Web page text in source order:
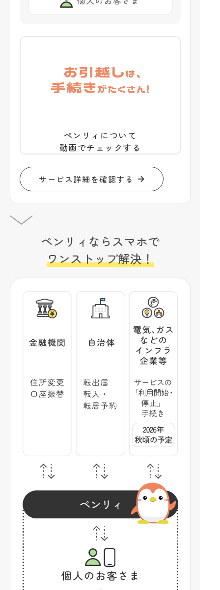
ペンリィについて
動画でチェックする
サービス詳細を確認する
ペンリィならスマホで
ワンストップ解決！